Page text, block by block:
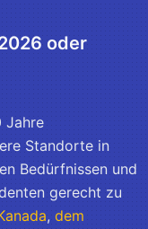
oder
Jahre
Standorte in
Bedürfnissen und
gerecht zu
,dem